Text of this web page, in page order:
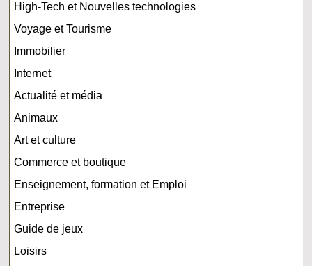
High-Tech et Nouvelles technologies
Voyage et Tourisme
Immobilier
Internet
Actualité et média
Animaux
Art et culture
Commerce et boutique
Enseignement, formation et Emploi
Entreprise
Guide de jeux
Loisirs